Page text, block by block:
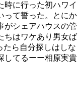
時に行った初ハワイ
って誓った。とにか
がシェアハウスの管
ちはワケあり男女ば
ら自分探しはしな
してるーー相原実貴